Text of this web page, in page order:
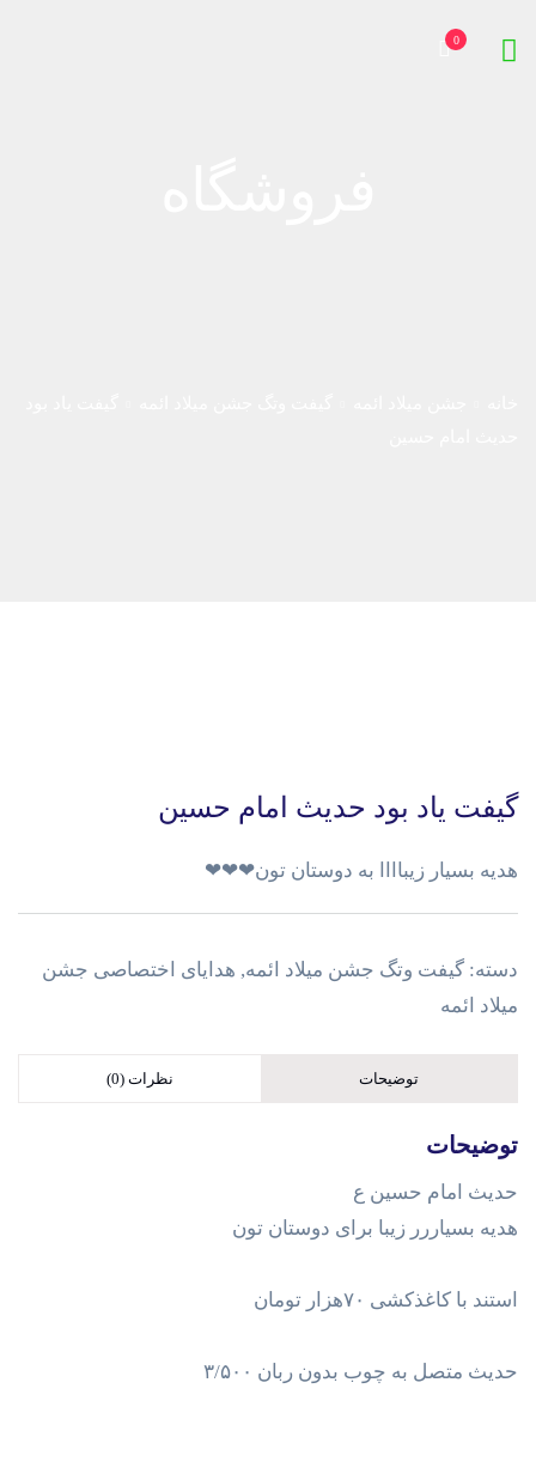
0
گیفت یاد بود حدیث امام حسین
هدیه بسیار زیباااا به دوستان تون❤❤❤
دسته: گیفت وتگ جشن میلاد ائمه, هدایای اختصاصی جشن
میلاد ائمه
توضیحات نظرات (0)
توضیحات
حدیث امام حسین ع
هدیه بسیاررر زیبا برای دوستان تون
استند با کاغذکشی ۷۰هزار تومان
حدیث متصل به چوب بدون ربان ۳/۵۰۰